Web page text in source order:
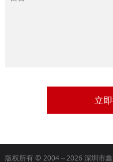
立
版权所有 © 2004～2026 深圳市